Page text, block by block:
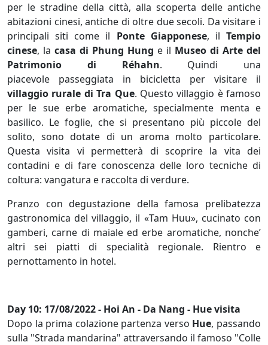
per le stradine della città, alla scoperta delle antiche
abitazioni cinesi, antiche di oltre due secoli. Da visitare i
principali siti come il Ponte Giapponese, ilTempio
cinese, la casa di Phung Hung e il Museo di Arte del
Patrimonio di Réhahn. Quindi una
piacevole passeggiata in bicicletta per visitare il
villaggio rurale di Tra Que. Questo villaggio è famoso
per le sue erbe aromatiche, specialmente menta e
basilico. Le foglie, che si presentano più piccole del
solito, sono dotate di un aroma molto particolare.
Questa visita vi permetterà di scoprire la vita dei
contadini e di fare conoscenza delle loro tecniche di
coltura: vangatura e raccolta di verdure.
Pranzo con degustazione della famosa prelibatezza
gastronomica del villaggio, il «Tam Huu», cucinato con
gamberi, carne di maiale ed erbe aromatiche, nonche’
altri sei piatti di specialità regionale. Rientro e
pernottamento in hotel.
Day 10: 17/08/2022 - Hoi An - Da Nang - Hue visita
Dopo la prima colazione partenza verso Hue, passando
sulla "Strada mandarina" attraversando il famoso "Colle